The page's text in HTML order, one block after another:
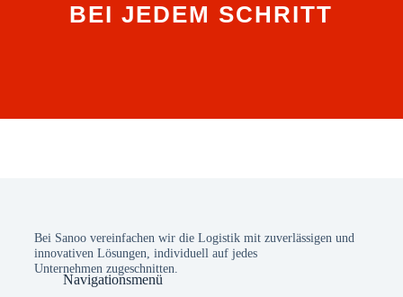
BEI JEDEM SCHRITT
Bei Sanoo vereinfachen wir die Logistik mit zuverlässigen und
innovativen Lösungen, individuell auf jedes
Unternehmen zugeschnitten.
Navigationsmenü